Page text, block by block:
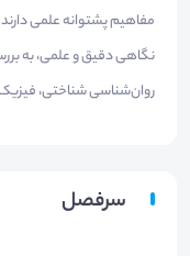
مفاهیم پشتوانه علمی دارند؟
نگاهی دقیق و علمی، به
روان‌شناسی شناختی،
سرفصل